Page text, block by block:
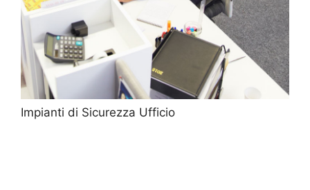
Impianti di Sicurezza Ufficio